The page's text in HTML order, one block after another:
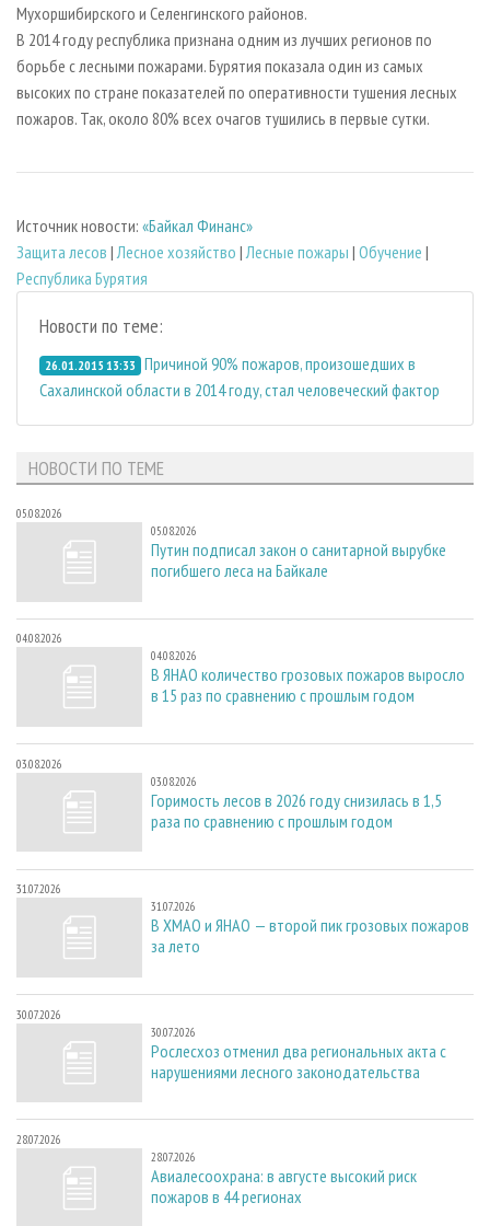
Мухоршибирского и Селенгинского районов.
В 2014 году республика признана одним из лучших регионов по
борьбе с лесными пожарами. Бурятия показала один из самых
высоких по стране показателей по оперативности тушения лесных
пожаров. Так, около 80% всех очагов тушились в первые сутки.
Источник новости: «Байкал Финанс»
Защита лесов |Лесное хозяйство |Лесные пожары | Обучение |
Республика Бурятия
Новости по теме:
26.01.2015 13:33 Причиной 90% пожаров, произошедших в
Сахалинской области в 2014 году, стал человеческий фактор
НОВОСТИ ПО ТЕМЕ
05.08.2026
05.08.2026
Путин подписал закон о санитарной вырубке
погибшего леса на Байкале
04.08.2026
04.08.2026
В ЯНАО количество грозовых пожаров выросло
в 15 раз по сравнению с прошлым годом
03.08.2026
03.08.2026
Горимость лесов в 2026 году снизилась в 1,5
раза по сравнению с прошлым годом
31.07.2026
31.07.2026
В ХМАО и ЯНАО — второй пик грозовых пожаров
за лето
30.07.2026
30.07.2026
Рослесхоз отменил два региональных акта с
нарушениями лесного законодательства
28.07.2026
28.07.2026
Авиалесоохрана: в августе высокий риск
пожаров в 44 регионах